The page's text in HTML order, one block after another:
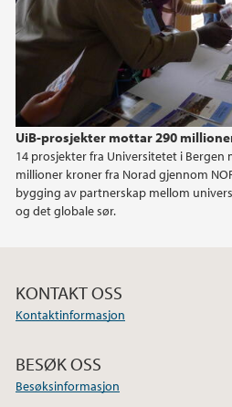
UiB-prosjekter mottar 290
14 prosjekter fra Universitetet i
millioner kroner fra Norad gjennom
bygging av partnerskap mellom
og det globale sør.
2020
2019
KONTAKT OSS
Kontaktinformasjon
BESØK OSS
Besøksinformasjon